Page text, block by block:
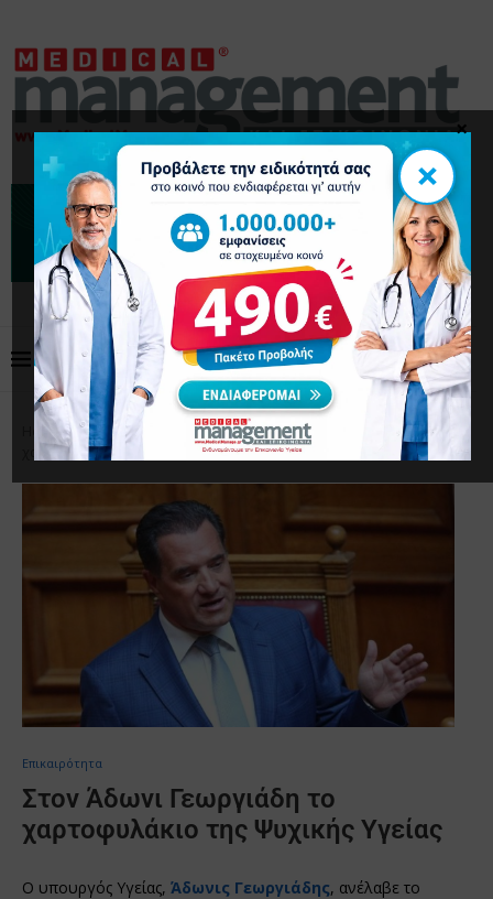
Home Επικαιρότητα
Στον Άδωνι Γεωργιάδη το
χαρτοφυλάκιο της Ψυχικής Υγείας
Επικαιρότητα
Στον Άδωνι Γεωργιάδη το
χαρτοφυλάκιο της Ψυχικής Υγείας
Ο υπουργός Υγείας, Άδωνις Γεωργιάδης, ανέλαβε το
×
×